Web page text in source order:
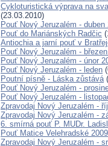
Cykloturistická výprava na
(23.03.2010)
Pouť Nový Jeruzalém - duben
Pouť do Mariánských Radčic
Antiochia a jarní pouť v
Pouť Nový Jeruzalém -
Pouť Nový Jeruzalém - únor
Pouť Nový Jeruzalém - leden
Poutní písně - Láska zůstává
Pouť Nový Jeruzalém -
Pouť Nový Jeruzalém -
Zpravodaj Nový Jeruzalém -
Zpravodaj Nový Jeruzalém -
6. smírná pouť P. MUDr.
Pouť Matice Velehradské 2009
Zpravodaj Nový Jeruzalém -